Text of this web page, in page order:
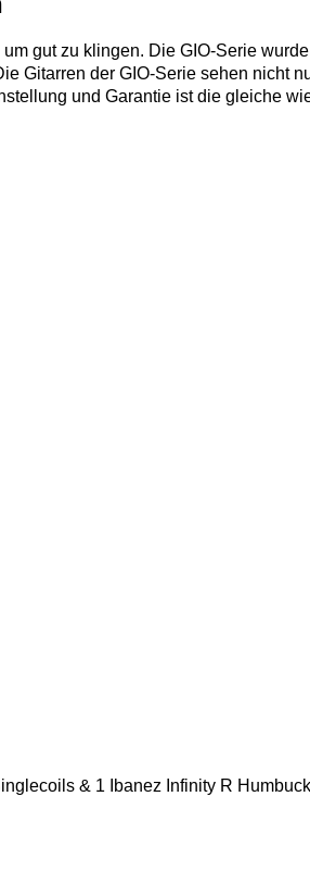
gut zu klingen. Die GIO-Serie
Gitarren der GIO-Serie sehen nicht
und Garantie ist die gleiche
& 1 Ibanez Infinity R